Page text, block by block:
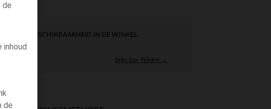
de
inhoud
de
DIRECTE BESCHIKBAARHEID IN DE WINKEL
Selecteer Winkel →